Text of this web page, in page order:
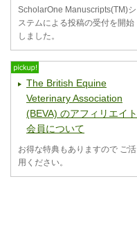
ScholarOne Manuscripts(TM)シ
ステムによる投稿の受付を開始
しました。
The British Equine
Veterinary Association
(BEVA) のアフィリエイト
会員について
お得な特典もありますので ご活
用ください。